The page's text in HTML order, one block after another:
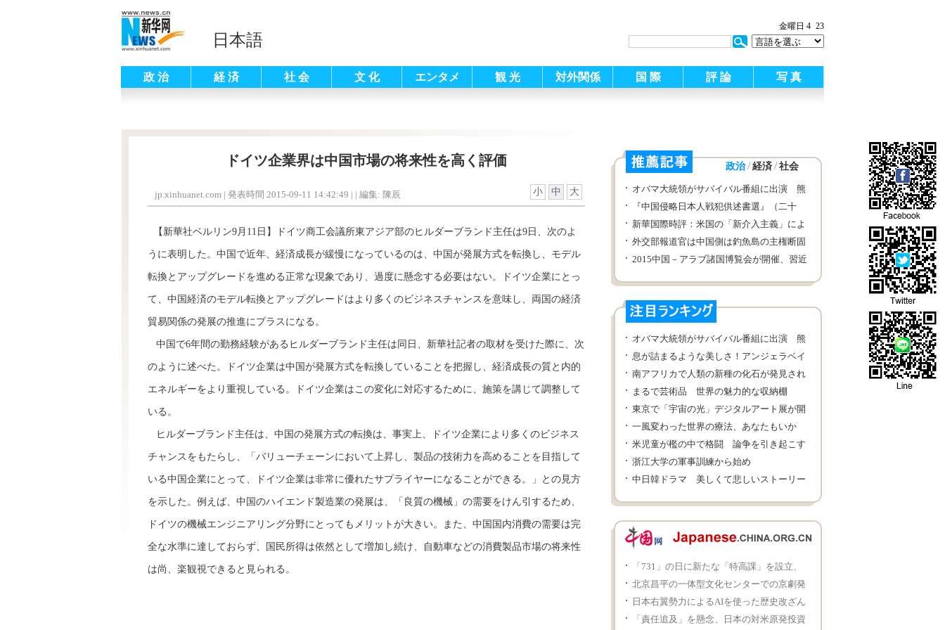
日本語
金曜日 4 23
政 治 経 済 社 会 文 化 エンタメ 観 光 対外関係 国 際 評 論 写 真
ドイツ企業界は中国市場の将来性を高く評価
jp.xinhuanet.com | 発表時間 2015-09-11 14:42:49 | | 編集: 陳辰 小 中 大
【新華社ベルリン9月11日】ドイツ商工会議所東アジア部のヒルダーブランド主任は9日、次のよ
うに表明した。中国で近年、経済成長が緩慢になっているのは、中国が発展方式を転換し、モデル
転換とアップグレードを進める正常な現象であり、過度に懸念する必要はない。ドイツ企業にとっ
て、中国経済のモデル転換とアップグレードはより多くのビジネスチャンスを意味し、両国の経済
貿易関係の発展の推進にプラスになる。
中国で6年間の勤務経験があるヒルダーブランド主任は同日、新華社記者の取材を受けた際に、次
のように述べた。ドイツ企業は中国が発展方式を転換していることを把握し、経済成長の質と内的
エネルギーをより重視している。ドイツ企業はこの変化に対応するために、施策を講じて調整して
いる。
ヒルダーブランド主任は、中国の発展方式の転換は、事実上、ドイツ企業により多くのビジネス
チャンスをもたらし、「バリューチェーンにおいて上昇し、製品の技術力を高めることを目指して
いる中国企業にとって、ドイツ企業は非常に優れたサプライヤーになることができる。」との見方
を示した。例えば、中国のハイエンド製造業の発展は、「良質の機械」の需要をけん引するため、
ドイツの機械エンジニアリング分野にとってもメリットが大きい。また、中国国内消費の需要は完
全な水準に達しておらず、国民所得は依然として増加し続け、自動車などの消費製品市場の将来性
は尚、楽観視できると見られる。
政治 / 経済 / 社会
オバマ大統領がサバイバル番組に出演 熊
が食べ残した鮭を食べる
『中国侵略日本人戦犯供述書選』（二十
七）日本人戦犯・野澤文平の供述書を公開
新華国際時評：米国の「新介入主義」によ
る悪影響
外交部報道官は中国側は釣魚島の主権断固
守ると述べ
2015中国－アラブ諸国博覧会が開催、習近
オバマ大統領がサバイバル番組に出演 熊
が食べ残した鮭を食べる
息が詰まるような美しさ！アンジェラベイ
ビーの時代劇姿
南アフリカで人類の新種の化石が発見され
る
まるで芸術品 世界の魅力的な収納棚
東京で「宇宙の光」デジタルアート展が開
催
一風変わった世界の療法、あなたもいか
が？
米児童が檻の中で格闘 論争を引き起こす
浙江大学の軍事訓練から始め
中日韓ドラマ 美しくて悲しいストーリー